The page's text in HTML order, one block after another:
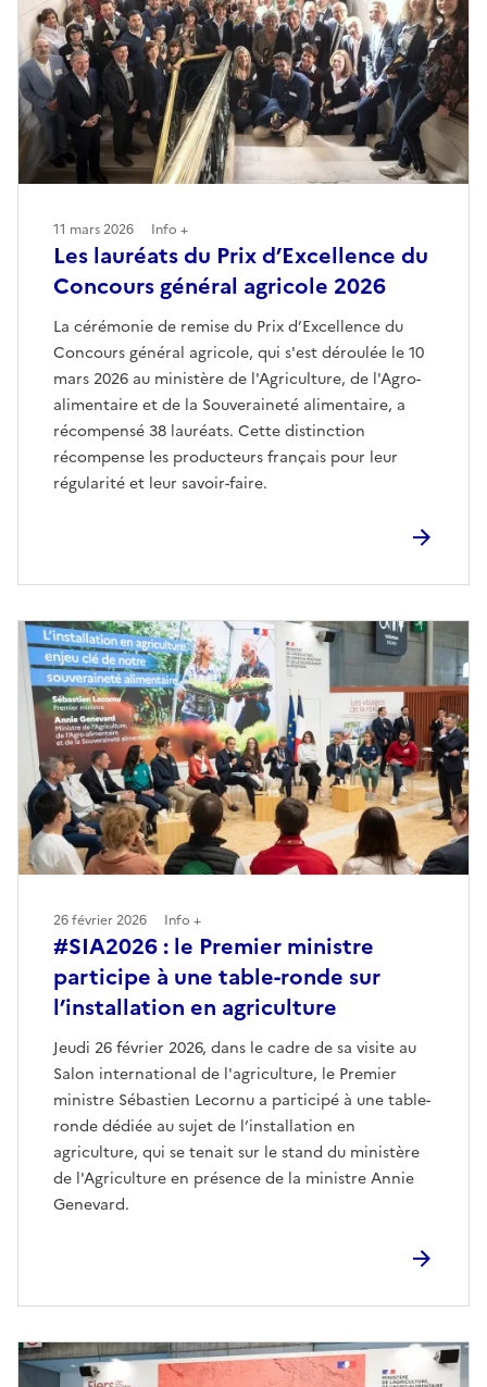
Les lauréats du Prix d’Excellence du
Concours général agricole 2026
La cérémonie de remise du Prix d’Excellence du
Concours général agricole, qui s'est déroulée le 10
mars 2026 au ministère de l'Agriculture, de l'Agro-
alimentaire et de la Souveraineté alimentaire, a
récompensé 38 lauréats. Cette distinction
récompense les producteurs français pour leur
régularité et leur savoir-faire.
11 mars 2026 Info +
#SIA2026 : le Premier ministre
participe à une table-ronde sur
l’installation en agriculture
Jeudi 26 février 2026, dans le cadre de sa visite au
Salon international de l'agriculture, le Premier
ministre Sébastien Lecornu a participé à une table-
ronde dédiée au sujet de l’installation en
agriculture, qui se tenait sur le stand du ministère
de l'Agriculture en présence de la ministre Annie
Genevard.
26 février 2026 Info +